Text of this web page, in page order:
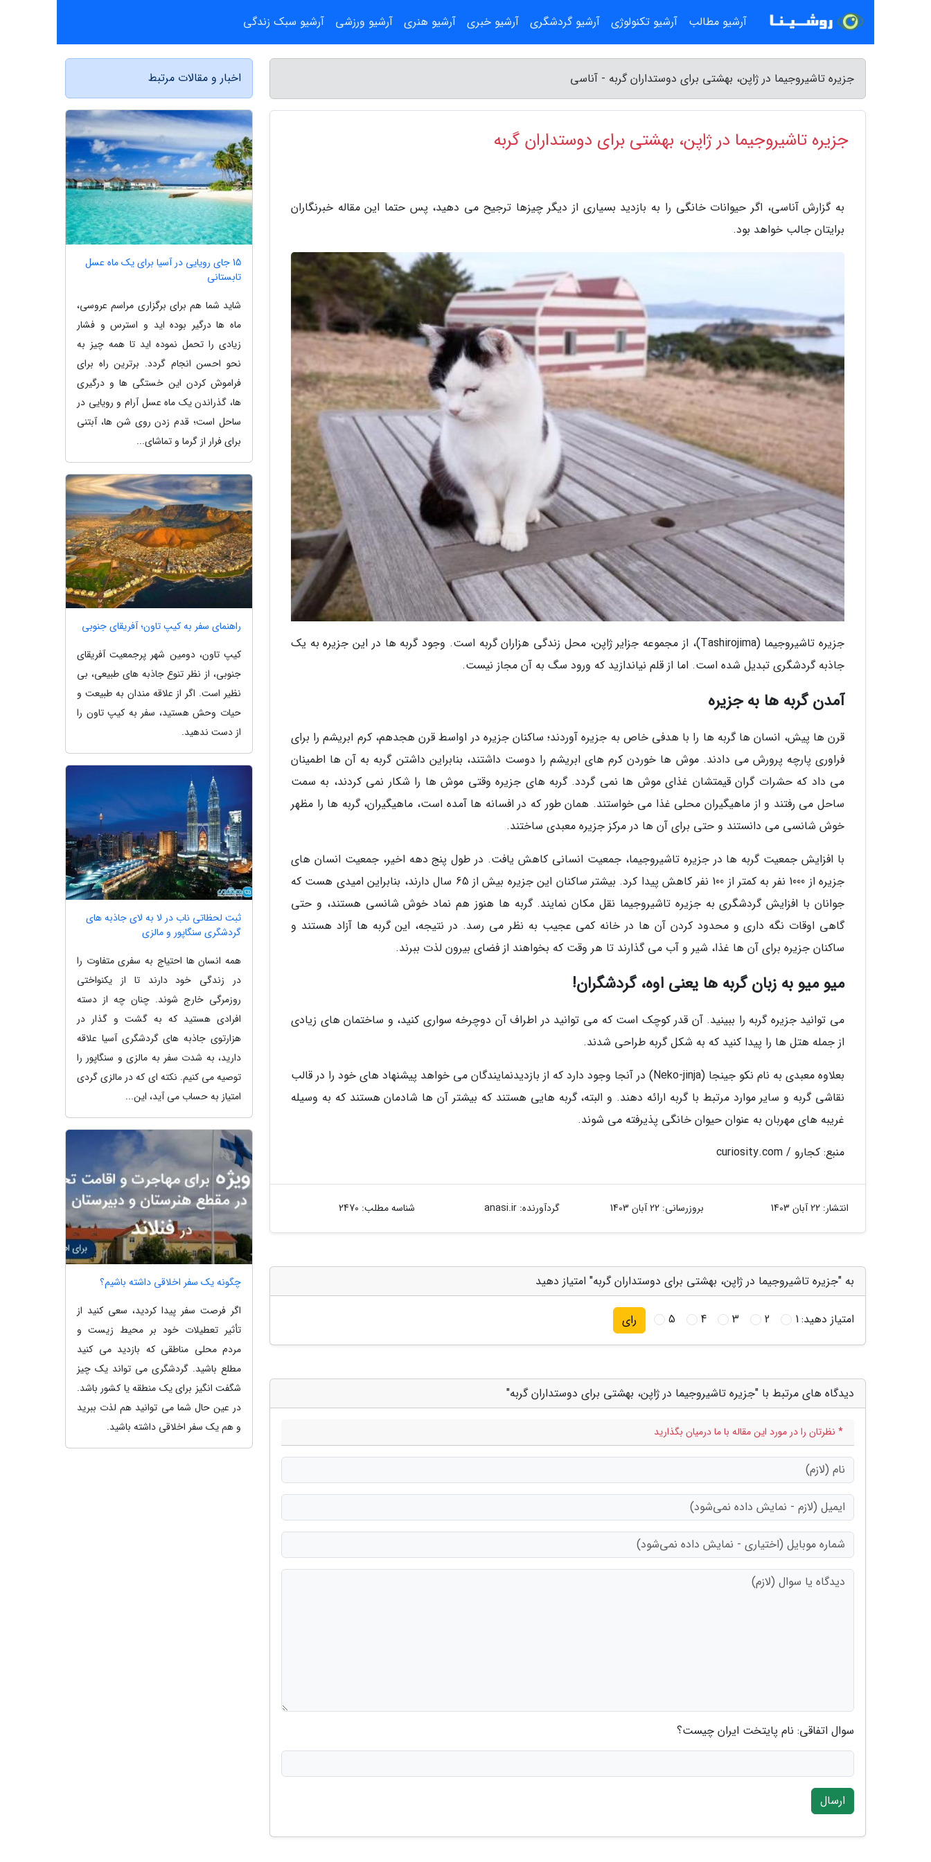
جزیره تاشیروجیما در ژاپن، بهشتی برای دوستداران گربه - آناسی
جزیره تاشیروجیما در ژاپن، بهشتی برای دوستداران گربه
به گزارش آناسی، اگر حیوانات خانگی را به بازدید بسیاری از دیگر چیزها ترجیح می دهید، پس حتما این مقاله خبرنگاران
برایتان جالب خواهد بود.
جزیره تاشیروجیما (Tashirojima)، از مجموعه جزایر ژاپن، محل زندگی هزاران گربه است. وجود گربه ها در این جزیره به یک
جاذبه گردشگری تبدیل شده است. اما از قلم نیاندازید که ورود سگ به آن مجاز نیست.
آمدن گربه ها به جزیره
قرن ها پیش، انسان ها گربه ها را با هدفی خاص به جزیره آوردند؛ ساکنان جزیره در اواسط قرن هجدهم، کرم ابریشم را برای
فراوری پارچه پرورش می دادند. موش ها خوردن کرم های ابریشم را دوست داشتند، بنابراین داشتن گربه به آن ها اطمینان
می داد که حشرات گران قیمتشان غذای موش ها نمی گردد. گربه های جزیره وقتی موش ها را شکار نمی کردند، به سمت
ساحل می رفتند و از ماهیگیران محلی غذا می خواستند. همان طور که در افسانه ها آمده است، ماهیگیران، گربه ها را مظهر
خوش شانسی می دانستند و حتی برای آن ها در مرکز جزیره معبدی ساختند.
با افزایش جمعیت گربه ها در جزیره تاشیروجیما، جمعیت انسانی کاهش یافت. در طول پنج دهه اخیر، جمعیت انسان های
جزیره از 1000 نفر به کمتر از 100 نفر کاهش پیدا کرد. بیشتر ساکنان این جزیره بیش از 65 سال دارند، بنابراین امیدی هست که
جوانان با افزایش گردشگری به جزیره تاشیروجیما نقل مکان نمایند. گربه ها هنوز هم نماد خوش شانسی هستند، و حتی
گاهی اوقات نگه داری و محدود کردن آن ها در خانه کمی عجیب به نظر می رسد. در نتیجه، این گربه ها آزاد هستند و
ساکنان جزیره برای آن ها غذا، شیر و آب می گذارند تا هر وقت که بخواهند از فضای بیرون لذت ببرند.
میو میو به زبان گربه ها یعنی اوه، گردشگران!
می توانید جزیره گربه را ببینید. آن قدر کوچک است که می توانید در اطراف آن دوچرخه سواری کنید، و ساختمان های زیادی
از جمله هتل ها را پیدا کنید که به شکل گربه طراحی شدند.
بعلاوه معبدی به نام نکو جینجا (Neko-jinja) در آنجا وجود دارد که از بازدیدنمایندگان می خواهد پیشنهاد های خود را در قالب
نقاشی گربه و سایر موارد مرتبط با گربه ارائه دهند. و البته، گربه هایی هستند که بیشتر آن ها شادمان هستند که به وسیله
غریبه های مهربان به عنوان حیوان خانگی پذیرفته می شوند.
منبع: کجارو / curiosity.com
انتشار: 22 آبان 1403 بروزرسانی: 22 آبان 1403 گردآورنده:anasi.ir شناسه مطلب: 2470
به "جزیره تاشیروجیما در ژاپن، بهشتی برای دوستداران گربه" امتیاز دهید
امتیاز دهید:1
2
3
4
5 رای
دیدگاه های مرتبط با "جزیره تاشیروجیما در ژاپن، بهشتی برای دوستداران گربه"
* نظرتان را در مورد این مقاله با ما درمیان بگذارید
سوال اتفاقی: نام پایتخت ایران چیست؟
ارسال
اخبار و مقالات مرتبط
15 جای رویایی در آسیا برای یک ماه عسل
تابستانی
شاید شما هم برای برگزاری مراسم عروسی،
ماه ها درگیر بوده اید و استرس و فشار
زیادی را تحمل نموده اید تا همه چیز به
نحو احسن انجام گردد. برترین راه برای
فراموش کردن این خستگی ها و درگیری
ها، گذراندن یک ماه عسل آرام و رویایی در
ساحل است؛ قدم زدن روی شن ها، آبتنی
برای فرار از گرما و تماشای...
راهنمای سفر به کیپ تاون؛ آفریقای جنوبی
کیپ تاون، دومین شهر پرجمعیت آفریقای
جنوبی، از نظر تنوع جاذبه های طبیعی، بی
نظیر است. اگر از علاقه مندان به طبیعت و
حیات وحش هستید، سفر به کیپ تاون را
از دست ندهید.
ثبت لحظاتی ناب در لا به لای جاذبه های
گردشگری سنگاپور و مالزی
همه انسان ها احتیاج به سفری متفاوت را
در زندگی خود دارند تا از یکنواختی
روزمرگی خارج شوند. چنان چه از دسته
افرادی هستید که به گشت و گذار در
هزارتوی جاذبه های گردشگری آسیا علاقه
دارید، به شدت سفر به مالزی و سنگاپور را
توصیه می کنیم. نکته ای که در مالزی گردی
امتیاز به حساب می آید، این...
چگونه یک سفر اخلاقی داشته باشیم؟
اگر فرصت سفر پیدا کردید، سعی کنید از
تأثیر تعطیلات خود بر محیط زیست و
مردم محلی مناطقی که بازدید می کنید
مطلع باشید. گردشگری می تواند یک چیز
شگفت انگیز برای یک منطقه یا کشور باشد.
در عین حال شما می توانید هم لذت ببرید
و هم یک سفر اخلاقی داشته باشید.
آرشیو مطالب آرشیو تکنولوژی آرشیو گردشگری آرشیو خبری آرشیو هنری آرشیو ورزشی آرشیو سبک زندگی